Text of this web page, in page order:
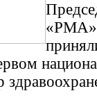
«РМА»